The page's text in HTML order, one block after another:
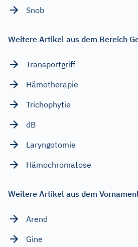
Snob
Weitere Artikel aus dem Bereich
Transportgriff
Hämotherapie
Trichophytie
dB
Laryngotomie
Hämochromatose
Weitere Artikel aus dem
Arend
Gine